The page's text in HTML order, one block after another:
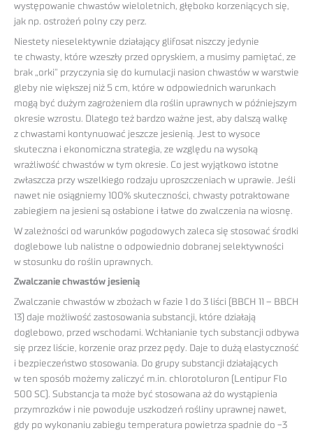
występowanie chwastów wieloletnich, głęboko korzeniących się,
jak np. ostrożeń polny czy perz.
Niestety nieselektywnie działający glifosat niszczy jedynie
te chwasty, które wzeszły przed opryskiem, a musimy pamiętać, ze
brak „orki” przyczynia się do kumulacji nasion chwastów w warstwie
gleby nie większej niż 5 cm, które w odpowiednich warunkach
mogą być dużym zagrożeniem dla roślin uprawnych w późniejszym
okresie wzrostu. Dlatego też bardzo ważne jest, aby dalszą walkę
z chwastami kontynuować jeszcze jesienią. Jest to wysoce
skuteczna i ekonomiczna strategia, ze względu na wysoką
wrażliwość chwastów w tym okresie. Co jest wyjątkowo istotne
zwłaszcza przy wszelkiego rodzaju uproszczeniach w uprawie. Jeśli
nawet nie osiągniemy 100% skuteczności, chwasty potraktowane
zabiegiem na jesieni są osłabione i łatwe do zwalczenia na wiosnę.
W zależności od warunków pogodowych zaleca się stosować środki
doglebowe lub nalistne o odpowiednio dobranej selektywności
w stosunku do roślin uprawnych.
Zwalczanie chwastów jesienią
Zwalczanie chwastów w zbożach w fazie 1 do 3 liści (BBCH 11 – BBCH
13) daje możliwość zastosowania substancji, które działają
doglebowo, przed wschodami. Wchłanianie tych substancji odbywa
się przez liście, korzenie oraz przez pędy. Daje to dużą elastyczność
i bezpieczeństwo stosowania. Do grupy substancji działających
w ten sposób możemy zaliczyć m.in. chlorotoluron (Lentipur Flo
500 SC). Substancja ta może być stosowana aż do wystąpienia
przymrozków i nie powoduje uszkodzeń rośliny uprawnej nawet,
gdy po wykonaniu zabiegu temperatura powietrza spadnie do -3